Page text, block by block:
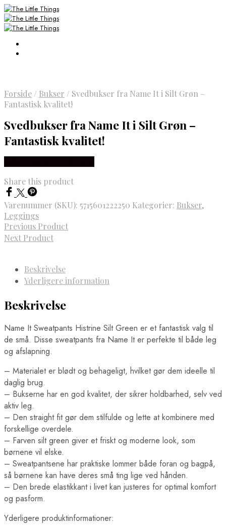
Forside / Bukser / Svedbukser fra Name It i Silt Grøn –
Fantastisk kvalitet!
Svedbukser fra Name It i Silt Grøn –
Fantastisk kvalitet!
Share this product
Varenummer (SKU): 5715601222250 Kategorier: Bukser,
Leggings
Previous Product
Next Product
Beskrivelse
Yderligere information
Beskrivelse
Name It Sweatpants Histrine Silt Green er et fantastisk valg til
de små. Disse sweatpants fra Name It er perfekte til både leg
og afslapning.
– Materialet er blødt og behageligt, hvilket gør dem ideelle til
daglig brug.
– Bukserne har en god kvalitet, der sikrer holdbarhed, selv ved
aktiv leg.
– Den straight fit gør dem stilfulde og lette at kombinere med
forskellige overdele.
– Farven silt green giver et friskt og moderne look, som
børnene vil elske.
– Sweatpantsene har praktiske lommer både foran og bagpå,
så børnene kan have deres små ting lige ved hånden.
– Den brede elastikkant i livet kan justeres for optimal komfort
og pasform.
Yderligere produktinformationer: